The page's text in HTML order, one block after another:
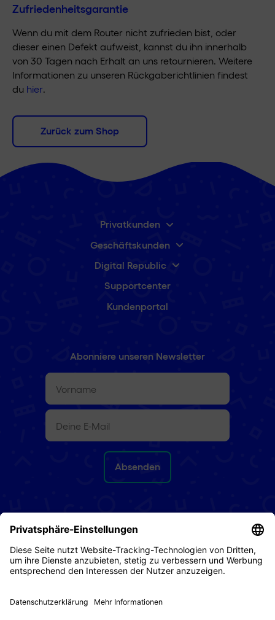
Zufriedenheitsgarantie
Wenn du mit dem Router nicht zufrieden bist, oder
dieser einen Defekt aufweist, kannst du ihn innerhalb
von 30 Tagen nach Erhalt an uns retournieren. Weitere
Informationen zu unseren Rückgaberichtlinien findest
du hier.
Zurück zum Shop
Privatkunden
Geschäftskunden
Digital Republic
Supportcenter
Kundenportal
Abonniere unseren Newsletter
Vorname
E-
Mail(erforderlich)
Rückgaberecht
Datenschutz
Impressum